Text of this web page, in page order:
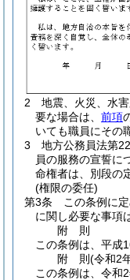
2
地震、火災、水
要な場合は、 前項
いても職員にその
3
地方公務員法第
員の服務の宣誓に
命権者は、別段の
(権限の委任)
第3条
この条例に
に関し必要な事項
附 則
この条例は、平成
附 則(令和2
この条例は、令和